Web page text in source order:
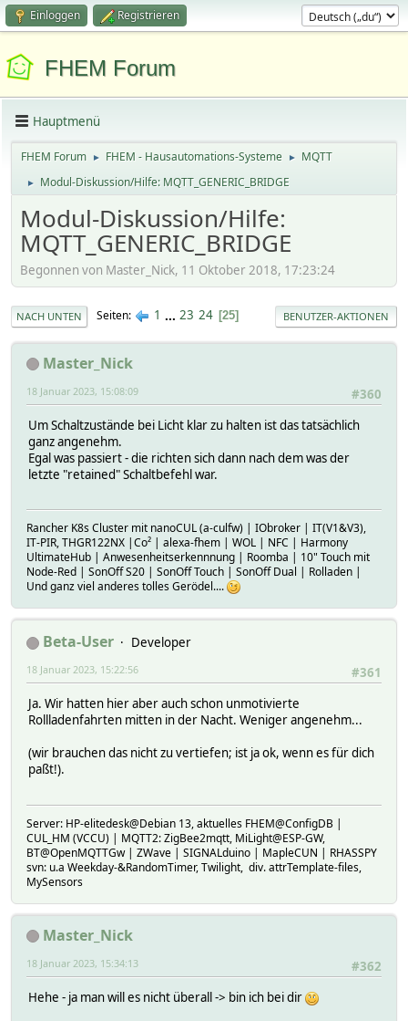
Einloggen Registrieren
FHEM Forum
Hauptmenü
FHEM Forum ► FHEM - Hausautomations-Systeme ► MQTT
► Modul-Diskussion/Hilfe: MQTT_GENERIC_BRIDGE
Modul-Diskussion/Hilfe:
MQTT_GENERIC_BRIDGE
Begonnen von Master_Nick, 11 Oktober 2018, 17:23:24
NACH UNTEN Seiten 1 ... 23 24 25 BENUTZER-AKTIONEN
Master_Nick
#360
18 Januar 2023, 15:08:09
Um Schaltzustände bei Licht klar zu halten ist das tatsächlich
ganz angenehm.
Egal was passiert - die richten sich dann nach dem was der
letzte "retained" Schaltbefehl war.
Rancher K8s Cluster mit nanoCUL (a-culfw) | IObroker | IT(V1&V3),
IT-PIR, THGR122NX |Co² | alexa-fhem | WOL | NFC | Harmony
UltimateHub | Anwesenheitserkennnung | Roomba | 10" Touch mit
Node-Red | SonOff S20 | SonOff Touch | SonOff Dual | Rolladen |
Und ganz viel anderes tolles Gerödel....
Beta-User
Developer
#361
18 Januar 2023, 15:22:56
Ja. Wir hatten hier aber auch schon unmotivierte
Rollladenfahrten mitten in der Nacht. Weniger angenehm...
(wir brauchen das nicht zu vertiefen; ist ja ok, wenn es für dich
paßt!).
Server: HP-elitedesk@Debian 13, aktuelles FHEM@ConfigDB |
CUL_HM (VCCU) | MQTT2: ZigBee2mqtt, MiLight@ESP-GW,
BT@OpenMQTTGw | ZWave | SIGNALduino | MapleCUN | RHASSPY
svn: u.a Weekday-&RandomTimer, Twilight, div. attrTemplate-files,
MySensors
Master_Nick
#362
18 Januar 2023, 15:34:13
Hehe - ja man will es nicht überall -> bin ich bei dir